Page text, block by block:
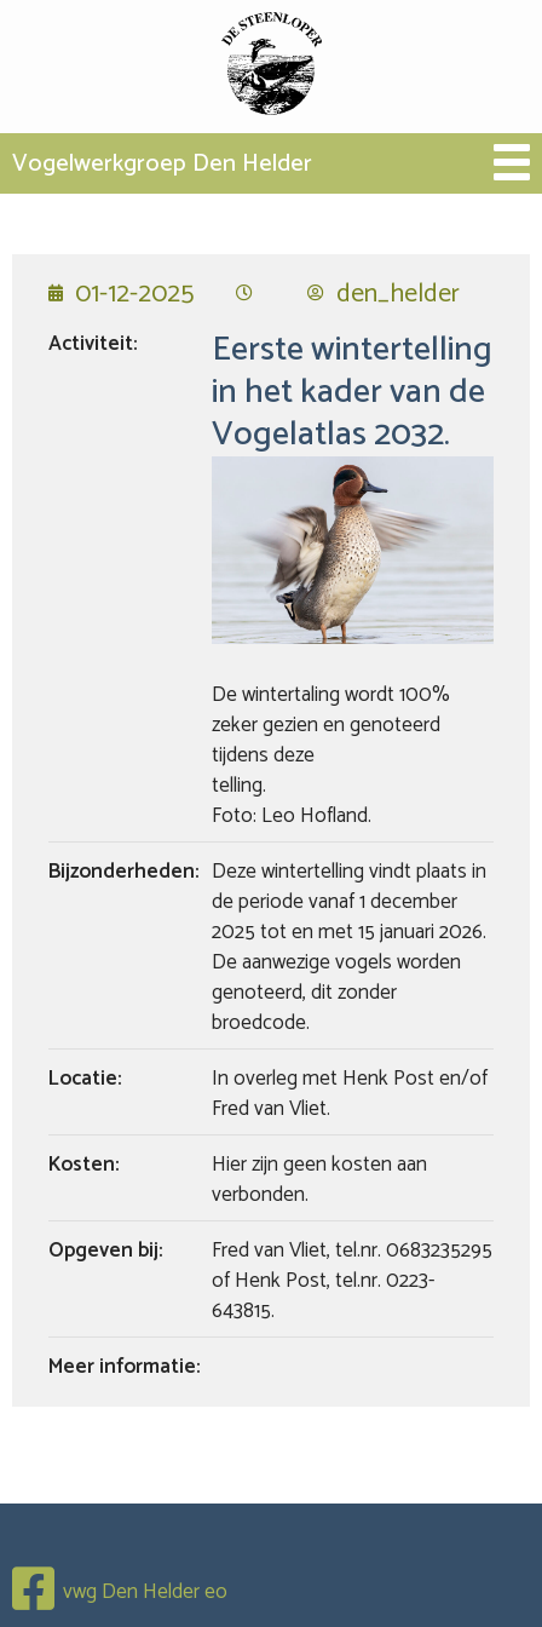
Vogelwerkgroep Den Helder
01-12-2025 den_helder
Activiteit: Eerste wintertelling
in het kader van de
Vogelatlas 2032.
De wintertaling wordt 100%
zeker gezien en genoteerd
tijdens deze
telling.
Foto: Leo Hofland.
Bijzonderheden: Deze wintertelling vindt plaats in
de periode vanaf 1 december
2025 tot en met 15 januari 2026.
De aanwezige vogels worden
genoteerd, dit zonder
broedcode.
Locatie:
In overleg met Henk Post en/of
Fred van Vliet.
Kosten:
Hier zijn geen kosten aan
verbonden.
Opgeven bij:
Fred van Vliet, tel.nr. 0683235295
of Henk Post, tel.nr. 0223-
643815.
Meer informatie:
vwg Den Helder eo